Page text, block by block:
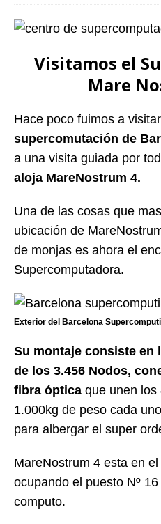
Visitamos el
Mare
Hace poco fuimos a visitar
supercomutación de
a una visita guiada por
aloja MareNostrum 4.
Una de las cosas que
ubicación de
de monjas es ahora el
Supercomputadora.
Exterior del Barcelona
Su montaje consiste en
de los 3.456 Nodos,
fibra óptica que unen los
1.000kg de peso cada
para albergar el super
MareNostrum 4 esta en
ocupando el puesto Nº
computo.